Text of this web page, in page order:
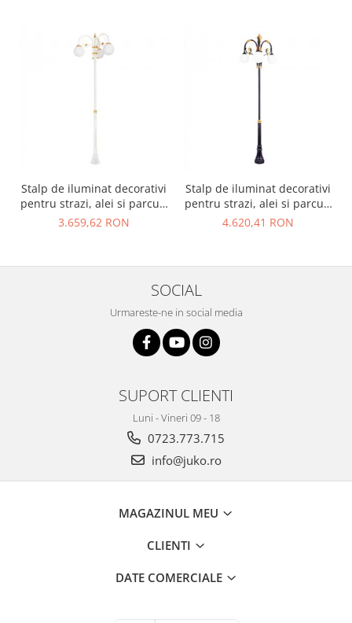
Stalp de iluminat decorativi
pentru strazi, alei si parcuri
- A2002
3.659,62 RON
Stalp de iluminat decorativi
pentru strazi, alei si parcuri
- A2003
4.620,41 RON
SOCIAL
Urmareste-ne in social media
SUPORT CLIENTI
Luni - Vineri 09 - 18
0723.773.715
info@juko.ro
MAGAZINUL MEU
CLIENTI
DATE COMERCIALE